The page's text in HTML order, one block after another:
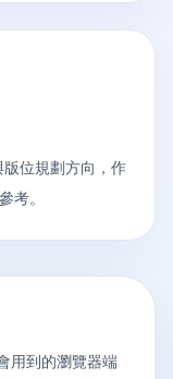
位規劃方向，作
考。
用到的瀏覽器端